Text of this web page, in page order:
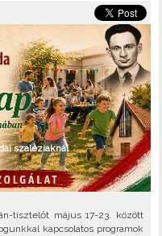
szaléziaknál
tisztelőt május 17-23. között
kapcsolatos programok